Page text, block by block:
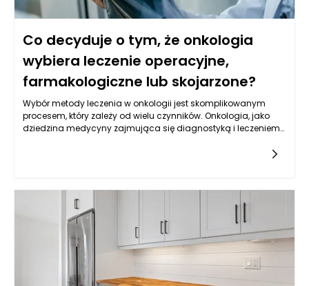
Co decyduje o tym, że onkologia
wybiera leczenie operacyjne,
farmakologiczne lub skojarzone?
Wybór metody leczenia w onkologii jest skomplikowanym
procesem, który zależy od wielu czynników. Onkologia, jako
dziedzina medycyny zajmująca się diagnostyką i leczeniem
farmakologiczne i skojarzone. Każda z tych metod ma swoje
zaawansowania choroby oraz indywidualne cechy pacjenta.